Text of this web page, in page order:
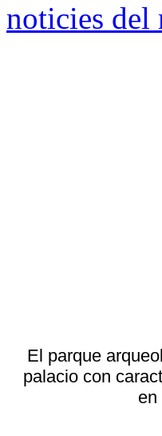
noticies del
El parque
palacio con
en